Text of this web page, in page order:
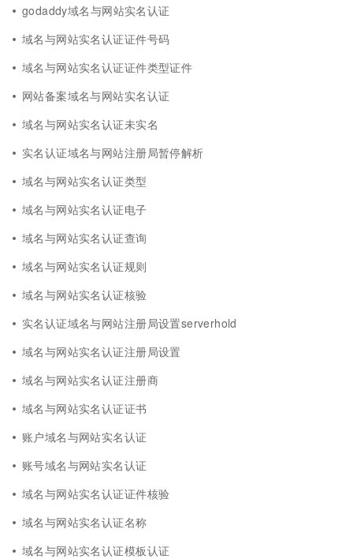
godaddy域名与网站实名认证
域名与网站实名认证证件号码
域名与网站实名认证证件类型证件
网站备案域名与网站实名认证
域名与网站实名认证未实名
实名认证域名与网站注册局暂停解析
域名与网站实名认证类型
域名与网站实名认证电子
域名与网站实名认证查询
域名与网站实名认证规则
域名与网站实名认证核验
实名认证域名与网站注册局设置serverhold
域名与网站实名认证注册局设置
域名与网站实名认证注册商
域名与网站实名认证证书
账户域名与网站实名认证
账号域名与网站实名认证
域名与网站实名认证证件核验
域名与网站实名认证名称
域名与网站实名认证模板认证